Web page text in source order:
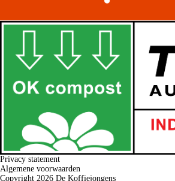
Privacy statement
Algemene voorwaarden
Copyright 2026 De Koffiejongens